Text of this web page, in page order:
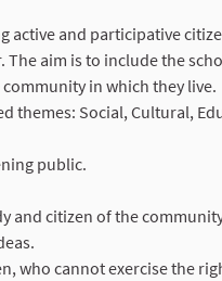
active and participative
The aim is to include the
in which they live.
themes: Social, Cultural,
public.
and citizen of the
who cannot exercise the